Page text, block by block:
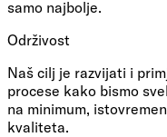
samo najbolje.
Održivost
Naš cilj je razvijati i
procese kako bismo
na minimum,
kvaliteta.